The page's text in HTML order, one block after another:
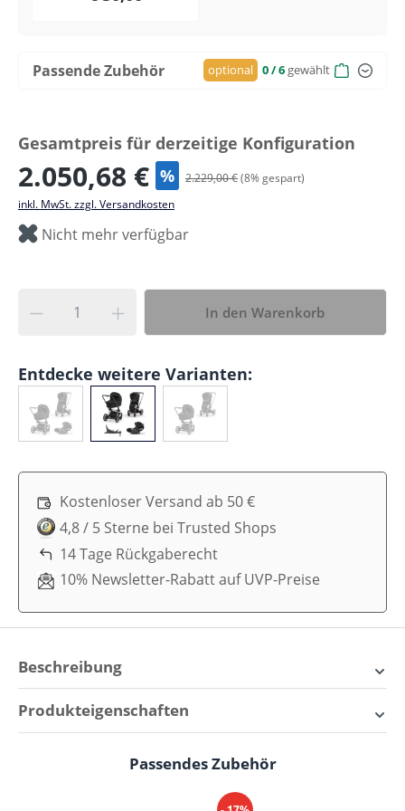
Passende Zubehör optional 0/ 6 gewählt
Gesamtpreis für derzeitige Konfiguration
2.050,68 € % 2.229,00 €(8% gespart)
inkl. MwSt. zzgl. Versandkosten
Nicht mehr verfügbar
In den Warenkorb
Entdecke weitere Varianten:
Kostenloser Versand ab 50 €
4,8 / 5 Sterne bei Trusted Shops
14 Tage Rückgaberecht
10% Newsletter-Rabatt auf UVP-Preise
Beschreibung
CYBEX E-Priam Kinderwagen
Set 4 in 1: Für stilvolle und
sichere Abenteuer mit den
Produkteigenschaften
Produktgalerie überspringen
Passendes Zubehör